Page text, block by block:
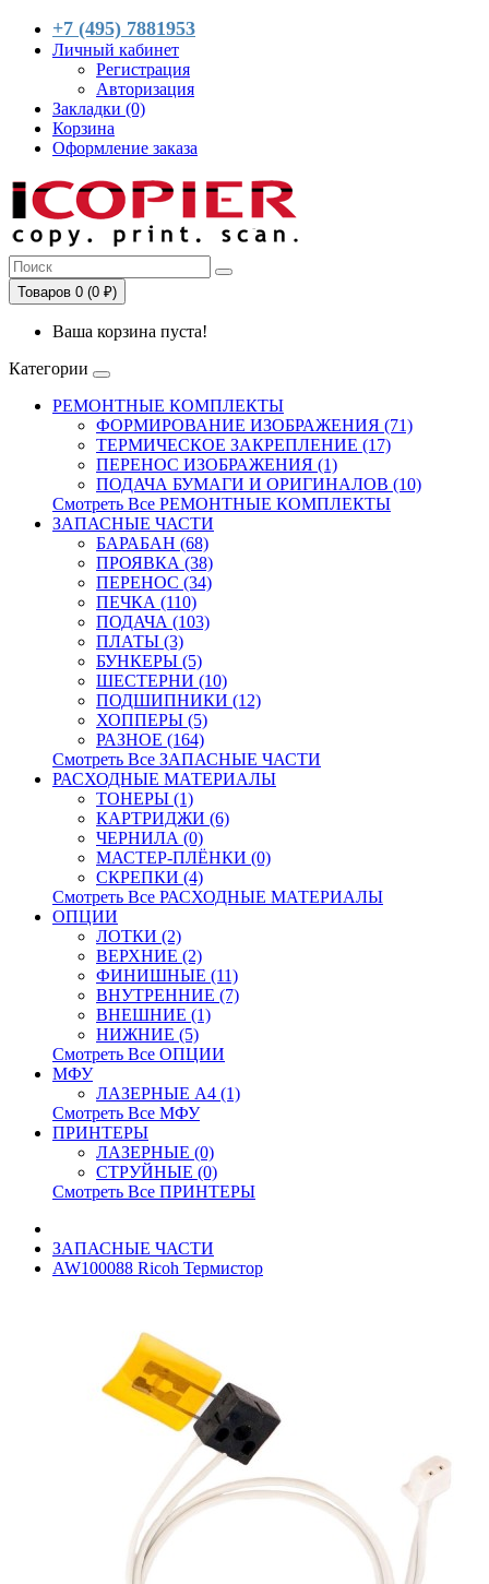
+7 (495) 7881953
Личный кабинет
Регистрация
Авторизация
Закладки (0)
Корзина
Оформление заказа
Товаров 0 (0 ₽)
Ваша корзина пуста!
Категории
РЕМОНТНЫЕ КОМПЛЕКТЫ
ФОРМИРОВАНИЕ ИЗОБРАЖЕНИЯ (71)
ТЕРМИЧЕСКОЕ ЗАКРЕПЛЕНИЕ (17)
ПЕРЕНОС ИЗОБРАЖЕНИЯ (1)
ПОДАЧА БУМАГИ И ОРИГИНАЛОВ (10)
Смотреть Все РЕМОНТНЫЕ КОМПЛЕКТЫ
ЗАПАСНЫЕ ЧАСТИ
БАРАБАН (68)
ПРОЯВКА (38)
ПЕРЕНОС (34)
ПЕЧКА (110)
ПОДАЧА (103)
ПЛАТЫ (3)
БУНКЕРЫ (5)
ШЕСТЕРНИ (10)
ПОДШИПНИКИ (12)
ХОППЕРЫ (5)
РАЗНОЕ (164)
Смотреть Все ЗАПАСНЫЕ ЧАСТИ
РАСХОДНЫЕ МАТЕРИАЛЫ
ТОНЕРЫ (1)
КАРТРИДЖИ (6)
ЧЕРНИЛА (0)
МАСТЕР-ПЛЁНКИ (0)
СКРЕПКИ (4)
Смотреть Все РАСХОДНЫЕ МАТЕРИАЛЫ
ОПЦИИ
ЛОТКИ (2)
ВЕРХНИЕ (2)
ФИНИШНЫЕ (11)
ВНУТРЕННИЕ (7)
ВНЕШНИЕ (1)
НИЖНИЕ (5)
Смотреть Все ОПЦИИ
МФУ
ЛАЗЕРНЫЕ A4 (1)
Смотреть Все МФУ
ПРИНТЕРЫ
ЛАЗЕРНЫЕ (0)
СТРУЙНЫЕ (0)
Смотреть Все ПРИНТЕРЫ
ЗАПАСНЫЕ ЧАСТИ
AW100088 Ricoh Термистор